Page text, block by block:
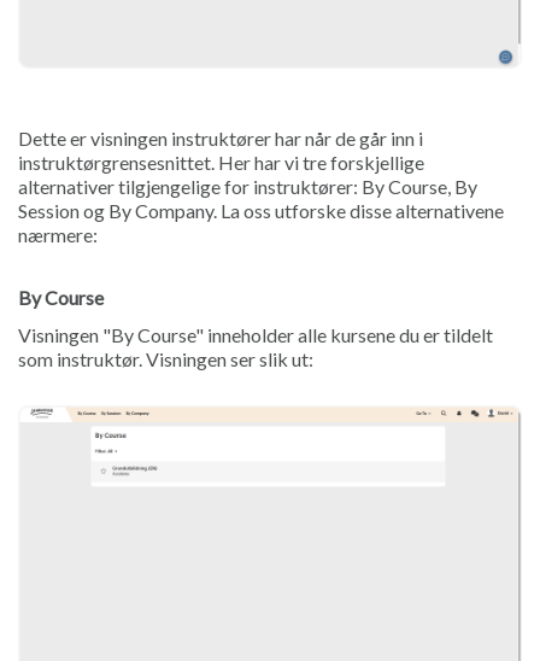
Dette er visningen instruktører har når de går inn i
instruktørgrensesnittet. Her har vi tre forskjellige
alternativer tilgjengelige for instruktører: By Course, By
Session og By Company. La oss utforske disse alternativene
nærmere:
By Course
Visningen "By Course" inneholder alle kursene du er tildelt
som instruktør. Visningen ser slik ut: